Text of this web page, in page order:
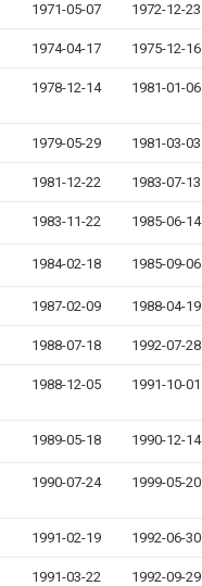
1971-05-07 1972-12-23
1974-04-17 1975-12-16
1978-12-14 1981-01-06
1979-05-29 1981-03-03
1981-12-22 1983-07-13
1983-11-22 1985-06-14
1984-02-18 1985-09-06
1987-02-09 1988-04-19
1988-07-18 1992-07-28
1988-12-05 1991-10-01
1989-05-18 1990-12-14
1990-07-24 1999-05-20
1991-02-19 1992-06-30
1991-03-22 1992-09-29